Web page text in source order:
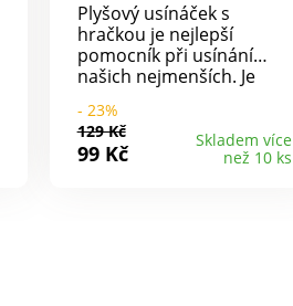
Plyšový usínáček s
hračkou je nejlepší
pomocník při usínání
našich nejmenších. Je
usínání s ním bylo co
nejpříjemnější.
Odnímatelná hračka je
- 23%
129 Kč
99 Kč
Skladem více
než 10 ks